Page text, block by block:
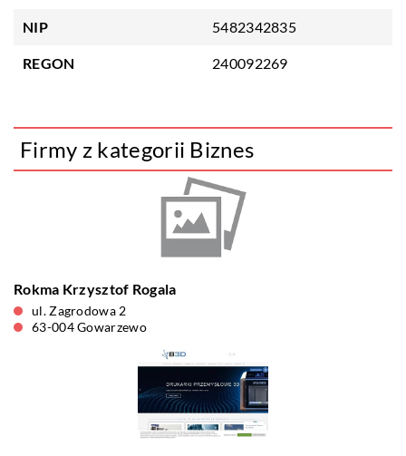
NIP 5482342835
REGON 240092269
Firmy z kategorii Biznes
Rokma Krzysztof Rogala
ul. Zagrodowa 2
63-004 Gowarzewo